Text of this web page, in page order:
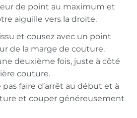
de point au maximum et
aiguille vers la droite.
et cousez avec un point
de la marge de couture.
deuxième fois, juste à côté
couture.
pas faire d’arrêt au début et à
et couper généreusement